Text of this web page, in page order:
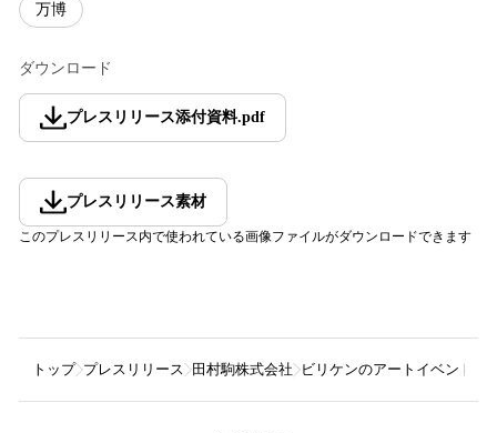
万博
ダウンロード
プレスリリース添付資料.pdf
プレスリリース素材
このプレスリリース内で使われている画像ファイルがダウンロードできます
トップ プレスリリース 田村駒株式会社 ビリケンのアートイベント「